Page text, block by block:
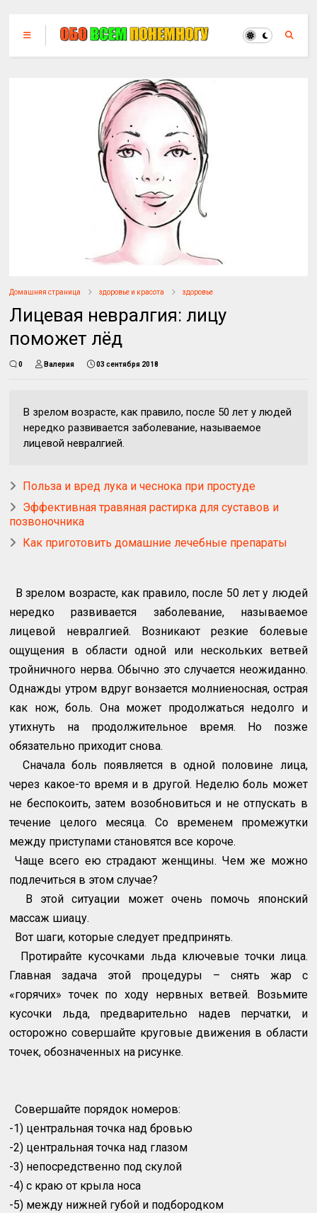
Домашняя страница здоровье и красота здоровье
Лицевая невралгия: лицу
поможет лёд
0 Валерия 03 сентября 2018
В зрелом возрасте, как правило, после 50 лет у людей
нередко развивается заболевание, называемое
лицевой невралгией.
Польза и вред лука и чеснока при простуде
Эффективная травяная растирка для суставов и
позвоночника
Как приготовить домашние лечебные препараты
В зрелом возрасте, как правило, после 50 лет у людей
нередко развивается заболевание, называемое
лицевой невралгией. Возникают резкие болевые
ощущения в области одной или нескольких ветвей
тройничного нерва. Обычно это случается неожиданно.
Однажды утром вдруг вонзается молниеносная, острая
как нож, боль. Она может продолжаться недолго и
утихнуть на продолжительное время. Но позже
обязательно приходит снова.
Сначала боль появляется в одной половине лица,
через какое-то время и в другой. Неделю боль может
не беспокоить, затем возобновиться и не отпускать в
течение целого месяца. Со временем промежутки
между приступами становятся все короче.
Чаще всего ею страдают женщины. Чем же можно
подлечиться в этом случае?
В этой ситуации может очень помочь японский
массаж шиацу.
Вот шаги, которые следует предпринять.
Протирайте кусочками льда ключевые точки лица.
Главная задача этой процедуры – снять жар с
«горячих» точек по ходу нервных ветвей. Возьмите
кусочки льда, предварительно надев перчатки, и
осторожно совершайте круговые движения в области
точек, обозначенных на рисунке.
Совершайте порядок номеров:
-1) центральная точка над бровью
-2) центральная точка над глазом
-3) непосредственно под скулой
-4) с краю от крыла носа
-5) между нижней губой и подбородком